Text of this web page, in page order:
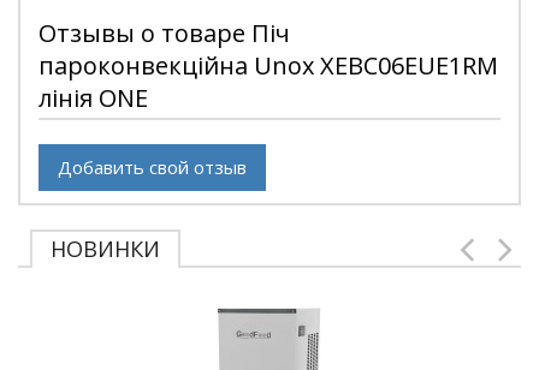
Отзывы о товаре Піч
пароконвекційна Unox XEBC06EUE1RM
лінія ONE
Добавить свой отзыв
НОВИНКИ